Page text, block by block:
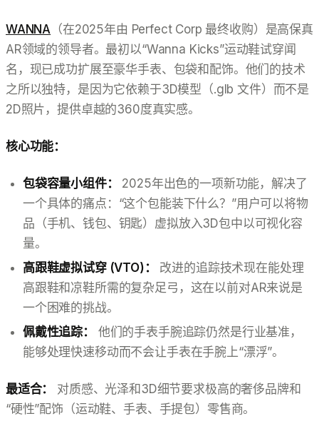
WANNA （在2025年由 Perfect Corp 最终收购）是高保真
AR领域的领导者。最初以“Wanna Kicks”运动鞋试穿闻
名，现已成功扩展至豪华手表、包袋和配饰。他们的技术
之所以独特，是因为它依赖于3D模型（.glb 文件）而不是
2D照片，提供卓越的360度真实感。
核心功能：
包袋容量小组件：
2025年出色的一项新功能，解决了
一个具体的痛点：“这个包能装下什么？”用户可以将物
品（手机、钱包、钥匙）虚拟放入3D包中以可视化容
量。
高跟鞋虚拟试穿 (VTO)：
改进的追踪技术现在能处理
高跟鞋和凉鞋所需的复杂足弓，这在以前对AR来说是
一个困难的挑战。
佩戴性追踪：
他们的手表手腕追踪仍然是行业基准，
能够处理快速移动而不会让手表在手腕上“漂浮”。
最适合：
对质感、光泽和3D细节要求极高的奢侈品牌和
“硬性”配饰（运动鞋、手表、手提包）零售商。